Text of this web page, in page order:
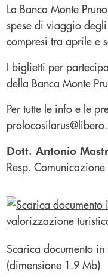
La Banca Monte
spese di viaggio
compresi tra aprile e
I biglietti per
della Banca Monte
Per tutte le info e le
Dott. Antonio
Resp.
Scarica documento in
(dimensione 1.9 Mb)